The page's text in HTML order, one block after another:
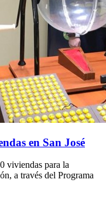
en San José
viviendas para la
a través del Programa